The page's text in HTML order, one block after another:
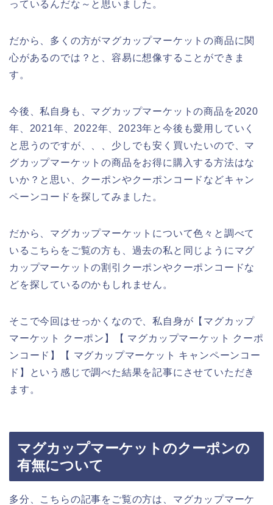
っているんだな～と思いました。
だから、多くの方がマグカップマーケットの商品に関
心があるのでは？と、容易に想像することができま
す。
今後、私自身も、マグカップマーケットの商品を2020
年、2021年、2022年、2023年と今後も愛用していく
と思うのですが、、、少しでも安く買いたいので、マ
グカップマーケットの商品をお得に購入する方法はな
いか？と思い、クーポンやクーポンコードなどキャン
ペーンコードを探してみました。
だから、マグカップマーケットについて色々と調べて
いるこちらをご覧の方も、過去の私と同じようにマグ
カップマーケットの割引クーポンやクーポンコードな
どを探しているのかもしれません。
そこで今回はせっかくなので、私自身が【マグカップ
マーケット クーポン】【 マグカップマーケット クーポ
ンコード】【 マグカップマーケット キャンペーンコー
ド】という感じで調べた結果を記事にさせていただき
ます。
マグカップマーケットのクーポンの
有無について
多分、こちらの記事をご覧の方は、マグカップマーケ